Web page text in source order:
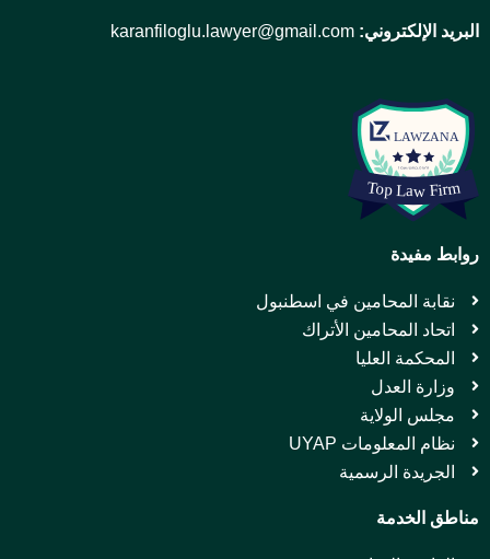
البريد الإلكتروني: karanfiloglu.lawyer@gmail.com
روابط مفيدة
نقابة المحامين في اسطنبول
اتحاد المحامين الأتراك
المحكمة العليا
وزارة العدل
مجلس الولاية
نظام المعلومات UYAP
الجريدة الرسمية
مناطق الخدمة